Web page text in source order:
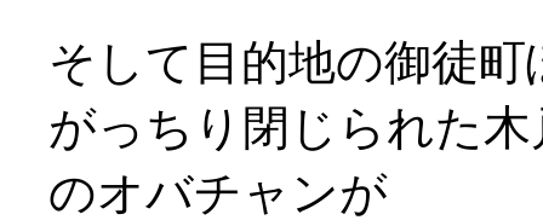
そして目的地の御徒町
がっちり閉じられた
のオバチャンが